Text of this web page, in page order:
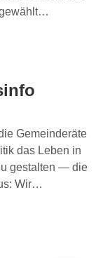
Gemeinderäte
das Leben in
gestalten — die
Wir…